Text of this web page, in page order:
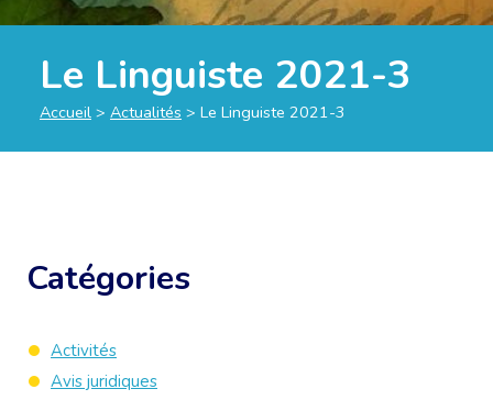
Le Linguiste 2021-3
Accueil > Actualités > Le Linguiste 2021-3
Catégories
Activités
Avis juridiques